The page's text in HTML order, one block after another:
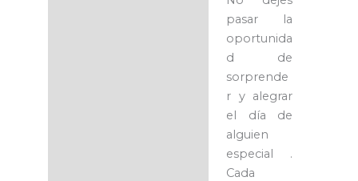
pasar la
oportunida
d de
sorprende
r y alegrar
el día de
alguien
especial .
Cada